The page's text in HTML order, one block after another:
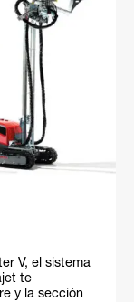
V, el sistema
te
y la sección